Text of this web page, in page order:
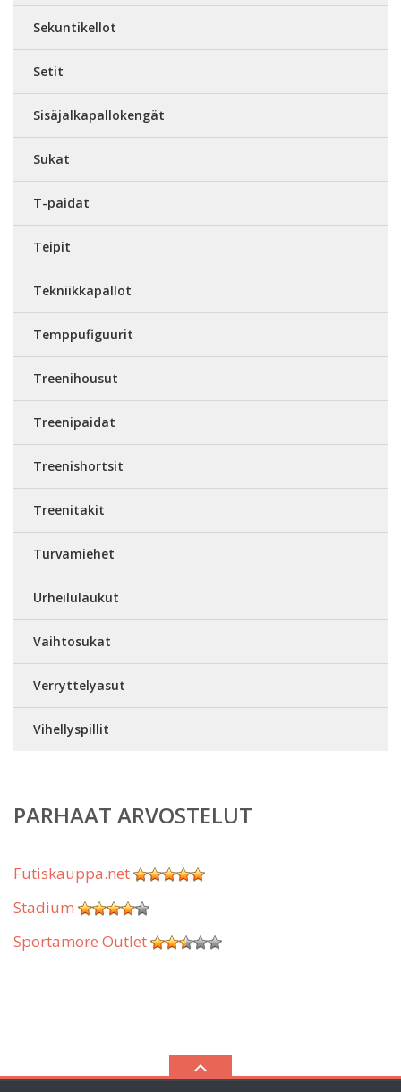
Sekuntikellot
Setit
Sisäjalkapallokengät
Sukat
T-paidat
Teipit
Tekniikkapallot
Temppufiguurit
Treenihousut
Treenipaidat
Treenishortsit
Treenitakit
Turvamiehet
Urheilulaukut
Vaihtosukat
Verryttelyasut
Vihellyspillit
PARHAAT ARVOSTELUT
Futiskauppa.net
Stadium
Sportamore Outlet